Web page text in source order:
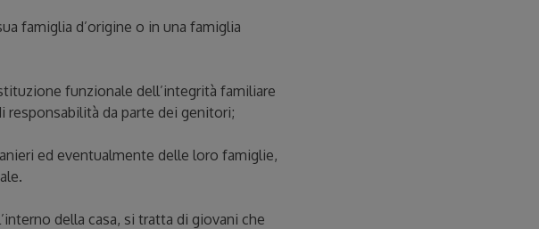
famiglia d’origine o in una famiglia
funzionale dell’integrità familiare
responsabilità da parte dei genitori;
ed eventualmente delle loro famiglie,
della casa, si tratta di giovani che